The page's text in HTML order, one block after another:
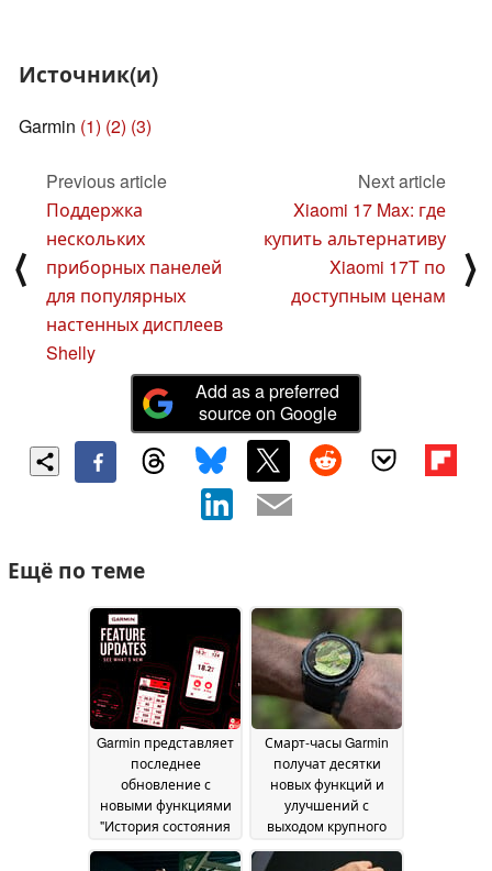
Источник(и)
Garmin (1) (2) (3)
⟨
Previous article
Поддержка
нескольких
приборных панелей
для популярных
настенных дисплеев
Shelly
Next article
Xiaomi 17 Max: где
купить альтернативу
Xiaomi 17T по
доступным ценам
⟩
Add as a preferred
source on Google
Ещё по теме
Garmin представляет
последнее
обновление с
новыми функциями
"История состояния
Смарт-часы Garmin
получат десятки
новых функций и
улучшений с
выходом крупного
02 June